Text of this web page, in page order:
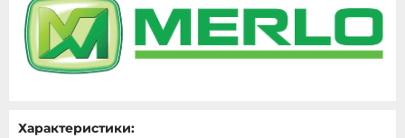
Характеристики: